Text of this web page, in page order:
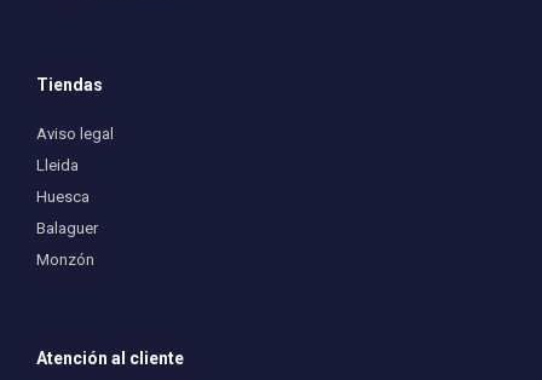
Tiendas
Aviso legal
Lleida
Huesca
Balaguer
Monzón
Atención al cliente